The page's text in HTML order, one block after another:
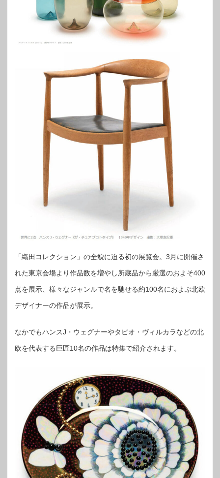
「織田コレクション」の全貌に迫る初の展覧会。3月に開催さ
れた東京会場より作品数を増やし所蔵品から厳選のおよそ400
点を展示、様々なジャンルで名を馳せる約100名におよぶ北欧
デザイナーの作品が展示。
なかでもハンスJ・ウェグナーやタピオ・ヴィルカラなどの北
欧を代表する巨匠10名の作品は特集で紹介されます。